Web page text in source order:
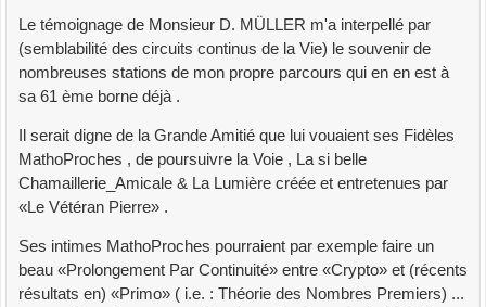
Le témoignage de Monsieur D. MÜLLER m'a interpellé par
(semblabilité des circuits continus de la Vie) le souvenir de
nombreuses stations de mon propre parcours qui en en est à
sa 61 ème borne déjà .
Il serait digne de la Grande Amitié que lui vouaient ses Fidèles
MathoProches , de poursuivre la Voie , La si belle
Chamaillerie_Amicale & La Lumière créée et entretenues par
«Le Vétéran Pierre» .
Ses intimes MathoProches pourraient par exemple faire un
beau «Prolongement Par Continuité» entre «Crypto» et (récents
résultats en) «Primo» ( i.e. : Théorie des Nombres Premiers) ...